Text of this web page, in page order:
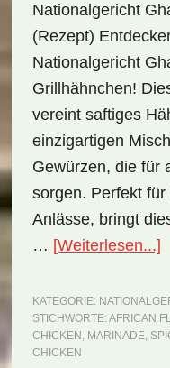
Nationalgericht
(Rezept)
Nationalgericht
Grillhähnchen!
vereint saftiges
einzigartigen
Gewürzen, die für
sorgen. Perfekt
Anlässe, bringt
… [Weiterlesen...]
KATEGORIE:
STICHWORTE: AFRICAN
CHICKEN , MARINADE,
CHICKEN